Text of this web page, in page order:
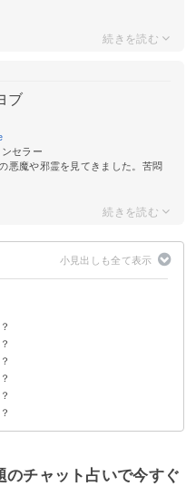
ブ
セラー
悪魔や邪霊を見てきました。苦悶
夢・警告夢】
】
】
警告夢】
夢】
】
夢】
す
チャット占いで今すぐ